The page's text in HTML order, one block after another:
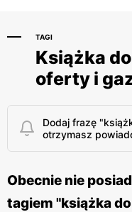
TAGI
Książka
oferty i
Dodaj frazę
otrzymasz
Obecnie nie
tagiem "książka